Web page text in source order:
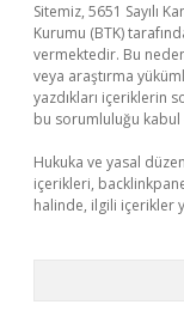
Sitemiz, 5651 Sayılı
Kurumu (BTK)
vermektedir. Bu
veya araştırma
yazdıkları içeriklerin
bu sorumluluğu kabul
Hukuka ve yasal
içerikleri,
halinde, ilgili içerikler